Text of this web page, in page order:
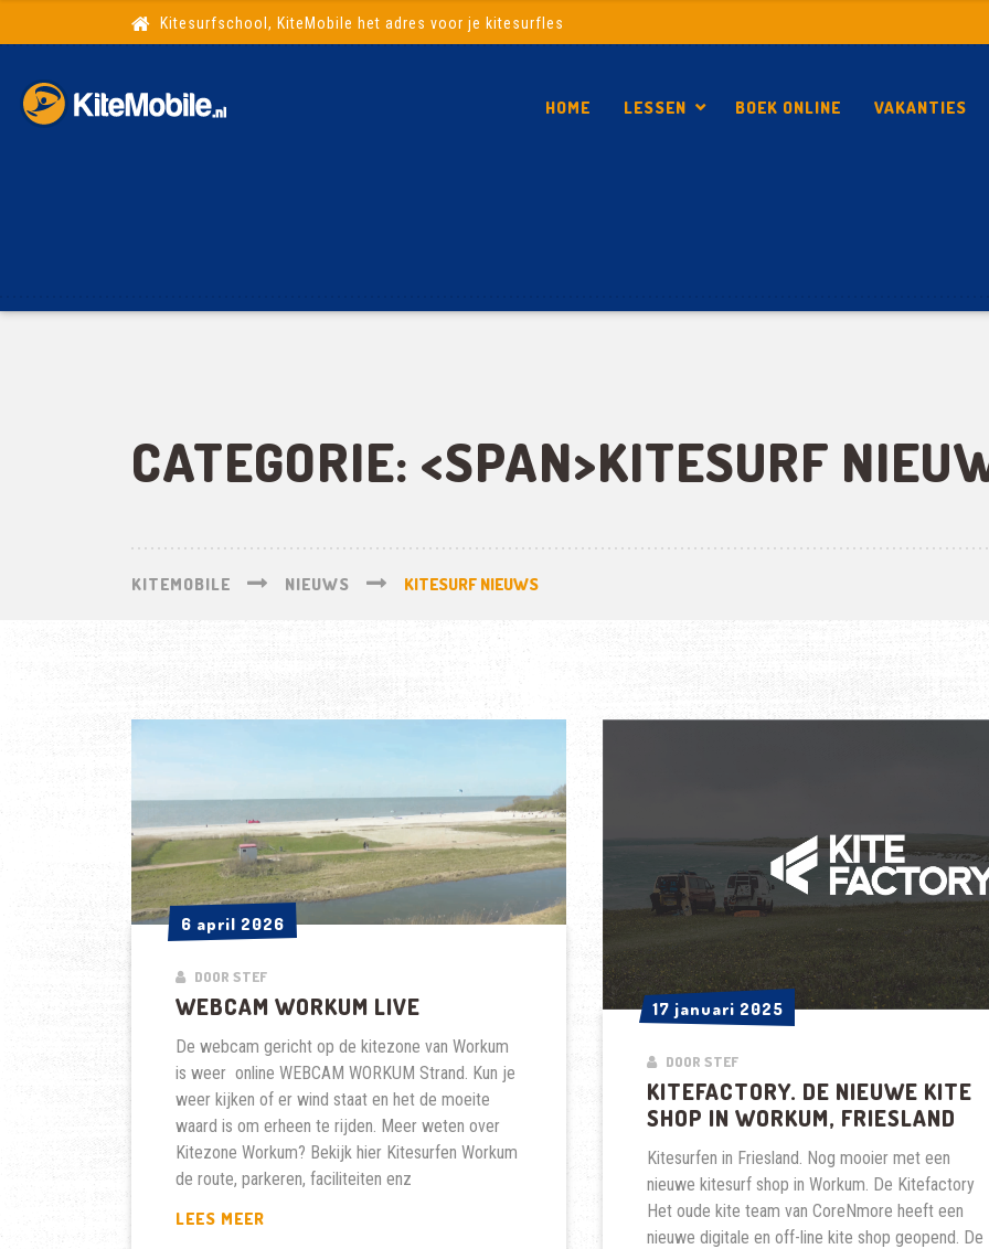
Kitesurfschool, KiteMobile het adres voor je kitesurfles
HOME LESSEN BOEK ONLINE VAKANTIES
CATEGORIE: <SPAN>KITESURF
KITEMOBILE NIEUWS KITESURF NIEUWS
6 april 2026
6 april 2026
DOOR STEF
WEBCAM WORKUM LIVE
De webcam gericht op de kitezone van Workum
is weer online WEBCAM WORKUM Strand. Kun je
weer kijken of er wind staat en het de moeite
waard is om erheen te rijden. Meer weten over
Kitezone Workum? Bekijk hier Kitesurfen Workum
de route, parkeren, faciliteiten enz
LEES MEERWEBCAM
17 januari 2025
17 januari 2025
DOOR STEF
KITEFACTORY. DE NIEUWE KITE
SHOP IN WORKUM, FRIESLAND
Kitesurfen in Friesland. Nog mooier met een
nieuwe kitesurf shop in Workum. De Kitefactory
Het oude kite team van CoreNmore heeft een
nieuwe digitale en off-line kite shop geopend. De